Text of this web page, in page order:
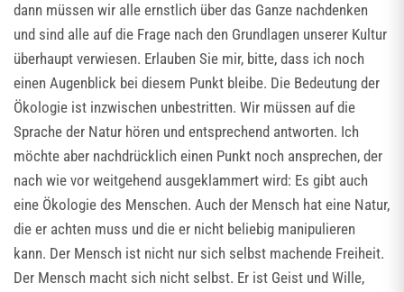
dann müssen wir alle ernstlich über das Ganze nachdenken
und sind alle auf die Frage nach den Grundlagen unserer Kultur
überhaupt verwiesen. Erlauben Sie mir, bitte, dass ich noch
einen Augenblick bei diesem Punkt bleibe. Die Bedeutung der
Ökologie ist inzwischen unbestritten. Wir müssen auf die
Sprache der Natur hören und entsprechend antworten. Ich
möchte aber nachdrücklich einen Punkt noch ansprechen, der
nach wie vor weitgehend ausgeklammert wird: Es gibt auch
eine Ökologie des Menschen. Auch der Mensch hat eine Natur,
die er achten muss und die er nicht beliebig manipulieren
kann. Der Mensch ist nicht nur sich selbst machende Freiheit.
Der Mensch macht sich nicht selbst. Er ist Geist und Wille,